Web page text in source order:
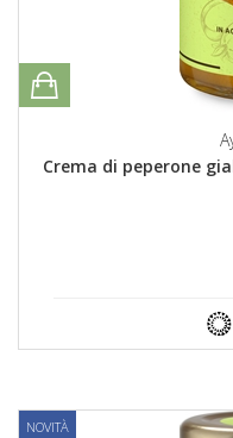
Crema di peperone
NOVITÀ